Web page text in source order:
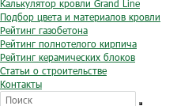
Калькулятор кровли Grand Line
Подбор цвета и материалов кровли
Рейтинг газобетона
Рейтинг полнотелого кирпича
Рейтинг керамических блоков
Статьи о строительстве
Контакты